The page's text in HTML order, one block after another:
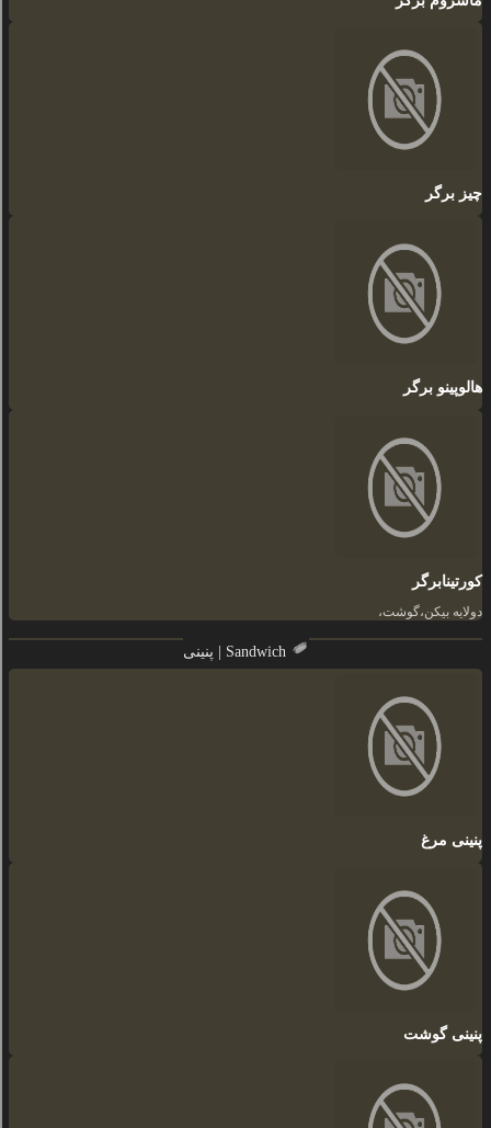
چیز برگر
هالوپینو برگر
کورتینابرگر
دولایه بیکن،گوشت،
پنینی | Sandwich
پنینی مرغ
پنینی گوشت